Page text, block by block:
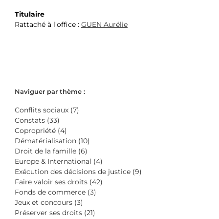
Titulaire
Rattaché à l'office : GUEN Aurélie
Naviguer par thème :
Conflits sociaux (7)
Constats (33)
Copropriété (4)
Dématérialisation (10)
Droit de la famille (6)
Europe & International (4)
Exécution des décisions de justice (9)
Faire valoir ses droits (42)
Fonds de commerce (3)
Jeux et concours (3)
Préserver ses droits (21)